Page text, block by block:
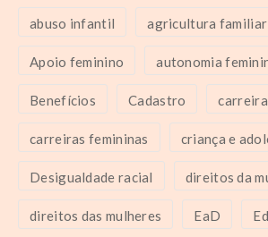
abuso infantil agricultura familiar
Apoio feminino autonomia
Benefícios Cadastro
carreiras femininas criança e
Desigualdade racial direitos da
direitos das mulheres EaD